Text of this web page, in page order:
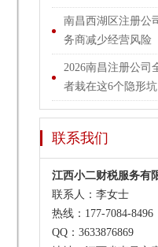
南昌西湖区注册公
务商减少经营风险
2026南昌注册公司
者栽在这6个隐形坑
联系我们
江西小二财税服务有
联系人：李女士
热线：177-7084-8496
QQ：3633876869